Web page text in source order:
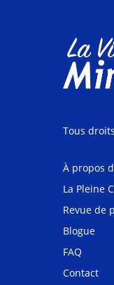
Tous
À propos
La Pleine
Revue de
Blogue
FAQ
Contact